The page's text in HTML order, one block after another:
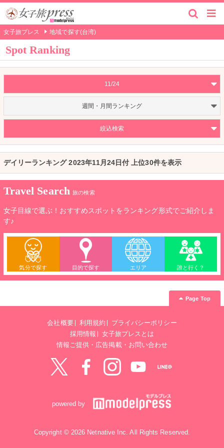
女子旅プレス 地域で探す(台湾)
Spot Ranking
11/24
週間・月間ランキング
絞込検索
デイリーランキング 2023年11月24日付 上位30件を表示
Travel Search 旅の検索
女子目線で選ぶ！おすすめスポットをランキング形式でご紹介しま
す♪
気分で探す 目的で探す エリア 誰と行く？
Page Top
会社概要 利用規約
プライバシーポリシー
採用情報
女子旅プレスとは
情報ご提供・広告掲載・お問い合わせ
powered by
Copyright © 2026 Netnative Inc. All Rights Reserved.